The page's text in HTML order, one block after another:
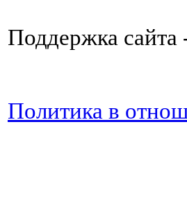
Поддержка сайта
Политика в